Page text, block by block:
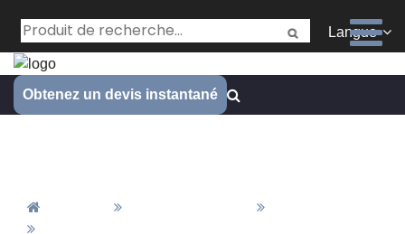
Langue
Obtenez un devis instantané